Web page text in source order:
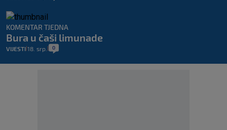
KOMENTAR TJEDNA
Bura u čaši limunade
VIJESTI 18. srp. 0